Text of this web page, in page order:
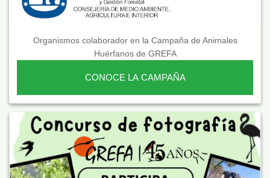
Organismos colaborador en la Campaña de Animales
Huérfanos de GREFA
CONOCE LA CAMPAÑA